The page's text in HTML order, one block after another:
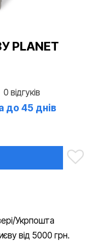
PLANET
0 відгуків
до 45 днів
Укрпошта
від 5000 грн.